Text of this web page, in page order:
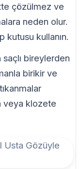
çözülmez ve
neden olur.
kutusu kullanın.
bireylerden
birikir ve
veya klozete